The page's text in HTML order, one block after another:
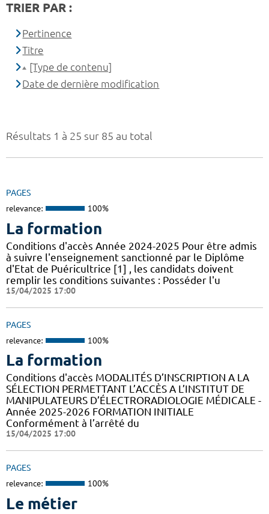
Résultats 1 à 25 sur 85 au total
PAGES
relevance: 100%
La formation
Conditions d'accès Année 2024-2025 Pour être admis
à suivre l'enseignement sanctionné par le Diplôme
d'Etat de Puéricultrice [1] , les candidats doivent
remplir les conditions suivantes : Posséder l'u
15/04/2025 17:00
PAGES
relevance: 100%
La formation
Conditions d'accès MODALITÉS D’INSCRIPTION A LA
SÉLECTION PERMETTANT L’ACCÈS A L’INSTITUT DE
MANIPULATEURS D’ÉLECTRORADIOLOGIE MÉDICALE -
Année 2025-2026 FORMATION INITIALE
Conformément à l’arrêté du
15/04/2025 17:00
PAGES
relevance: 100%
Le métier
TRIER PAR :
Pertinence
Titre
[Type de contenu]
Date de dernière modification